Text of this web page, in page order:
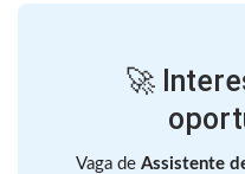
🚀
Vaga de Assistente